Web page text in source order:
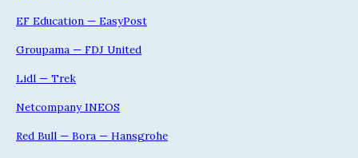
EF Education — EasyPost
Groupama — FDJ United
Lidl — Trek
Netcompany INEOS
Red Bull — Bora — Hansgrohe